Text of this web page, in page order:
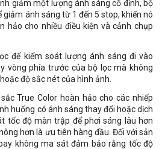
giảm một lượng ánh sáng cố định, bộ
giảm ánh sáng từ 1 đến 5 stop, khiến nó
hảo cho nhiều điều kiện và cảnh chụp
để kiểm soát lượng ánh sáng đi vào
vòng phía trước của bộ lọc mà không
độ sắc nét của hình ảnh.
True Color hoàn hảo cho các nhiếp
huống có ánh sáng thay đổi hoặc dịch
tốc độ màn trập để phơi sáng lâu hơn
hơn là ưu tiên hàng đầu. Đối với sản
không ma sát đảm bảo rằng tốc độ